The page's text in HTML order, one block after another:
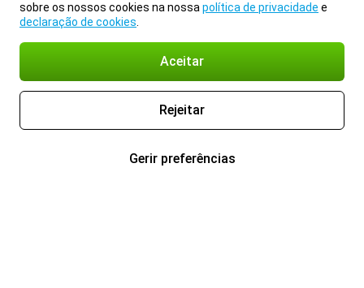
sobre os nossos cookies na nossa política de privacidade e
declaração de cookies
Aceitar
Rejeitar
Gerir preferências